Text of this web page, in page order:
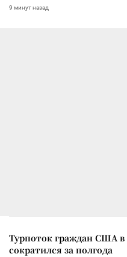
9 минут назад
Турпоток граждан США в
сократился за полгода